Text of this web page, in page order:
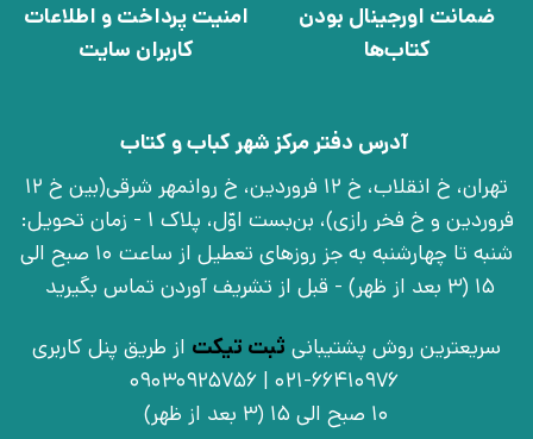
ضمانت اورجینال بودن
کتاب‌ها
امنیت پرداخت و اطلاعات
کاربران سایت
آدرس دفتر مرکز شهر کباب و کتاب
تهران، خ انقلاب، خ 12 فروردین، خ روانمهر شرقی(بین خ 12
فروردین و خ فخر رازی)، بن‌بست اوّل، پلاک 1 - زمان تحویل:
شنبه تا چهارشنبه به جز روزهای تعطیل از ساعت 10 صبح الی
15 (3 بعد از ظهر) - قبل از تشریف آوردن تماس بگیرید
سریعترین روش پشتیبانی ثبت تیکت از طریق پنل کاربری
021-66410976 | 09030925756
10 صبح الی 15 (3 بعد از ظهر)